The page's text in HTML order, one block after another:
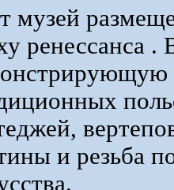
музей
ренессанса .
и резьба